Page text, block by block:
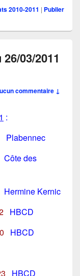
2010-2011 | Publier
03/2011
commentaire ↓
:
Plabennec
Côte des
Hermine Kernic
HBCD
HBCD
HBCD